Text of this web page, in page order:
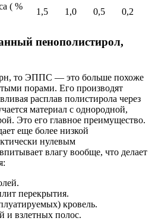
( %
1,5 1,0 0,5 0,2
пенополистирол,
то ЭППС — это больше похоже
порами. Его производят
расплав полистирола через
материал с однородной,
Это его главное преимущество.
еще более низкой
нулевым
влагу вообще, что делает
перекрытия.
кровель.
взлетных полос.